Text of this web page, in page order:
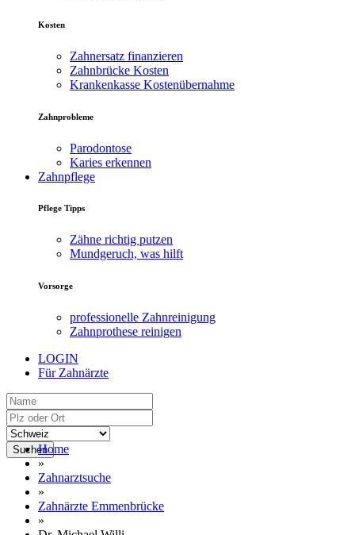
Kosten
Zahnersatz finanzieren
Zahnbrücke Kosten
Krankenkasse Kostenübernahme
Zahnprobleme
Parodontose
Karies erkennen
Zahnpflege
Pflege Tipps
Zähne richtig putzen
Mundgeruch, was hilft
Vorsorge
professionelle Zahnreinigung
Zahnprothese reinigen
LOGIN
Für Zahnärzte
SuchenHome
»
Zahnarztsuche
»
Zahnärzte Emmenbrücke
»